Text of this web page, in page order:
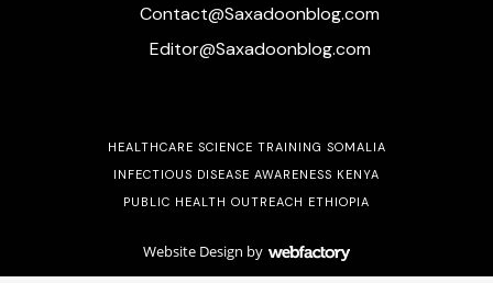
Contact@Saxadoonblog.com
Editor@Saxadoonblog.com
HEALTHCARE SCIENCE TRAINING SOMALIA
INFECTIOUS DISEASE AWARENESS KENYA
PUBLIC HEALTH OUTREACH ETHIOPIA
Website Design by
Webfactory